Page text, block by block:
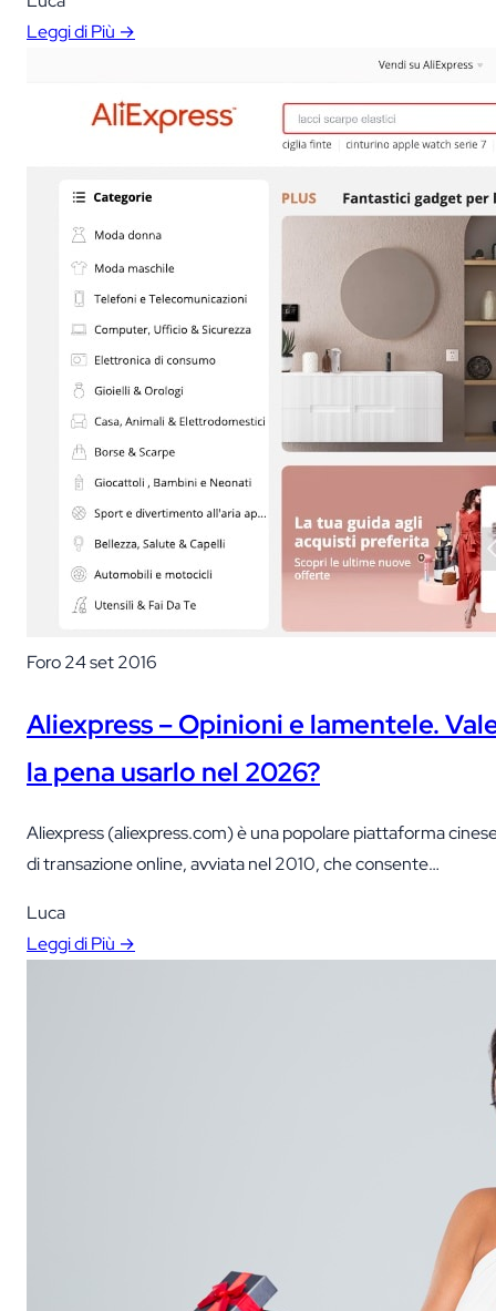
Leggi di Più →
Foro24 set 2016
Aliexpress – Opinioni e lamentele.
la pena usarlo nel 2026?
Aliexpress (aliexpress.com) è una popolare piattaforma
di transazione online, avviata nel 2010, che consente
Luca
Leggi di Più →